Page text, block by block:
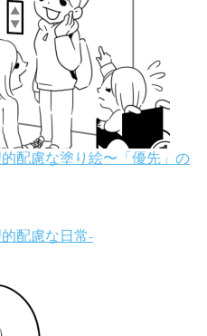
配慮な塗り絵〜「優先」の
配慮な日常-